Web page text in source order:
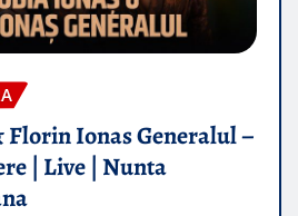
Ionas Generalul –
| Live | Nunta